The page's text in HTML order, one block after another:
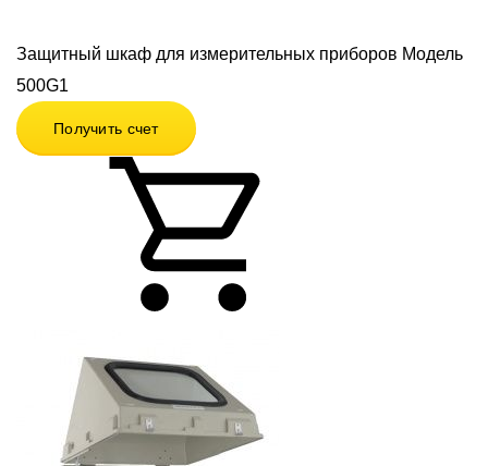
Защитный шкаф для измерительных приборов Модель
500G1
Получить счет